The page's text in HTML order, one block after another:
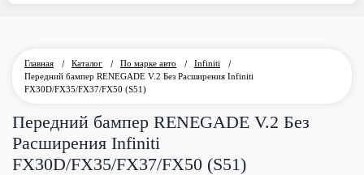
Главная / Каталог / По марке авто / Infiniti
/
Передний бампер RENEGADE V.2 Без Расширения Infiniti
FX30D/FX35/FX37/FX50 (S51)
Передний бампер RENEGADE V.2 Без
Расширения Infiniti
FX30D/FX35/FX37/FX50 (S51)